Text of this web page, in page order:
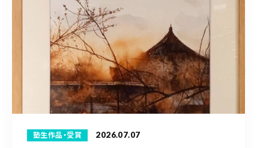
塾生作品・受賞 2026.07.07